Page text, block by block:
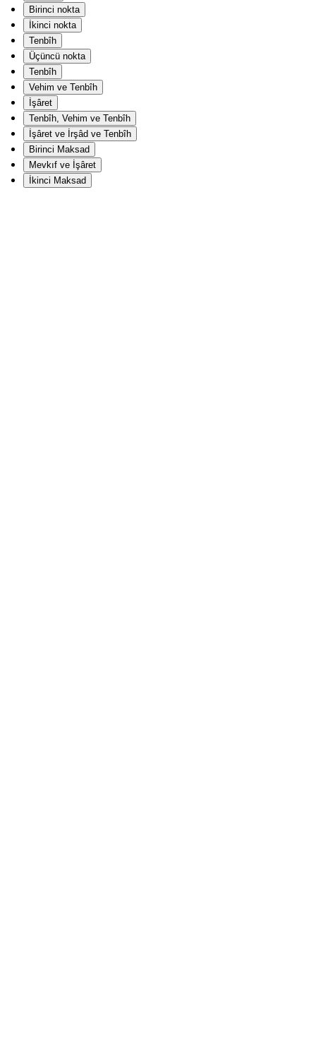
Birinci nokta
İkinci nokta
Tenbîh
Üçüncü nokta
Tenbîh
Vehim ve Tenbîh
İşâret
Tenbîh, Vehim ve Tenbîh
İşâret ve İrşâd ve Tenbîh
Birinci Maksad
Mevkıf ve İşâret
İkinci Maksad